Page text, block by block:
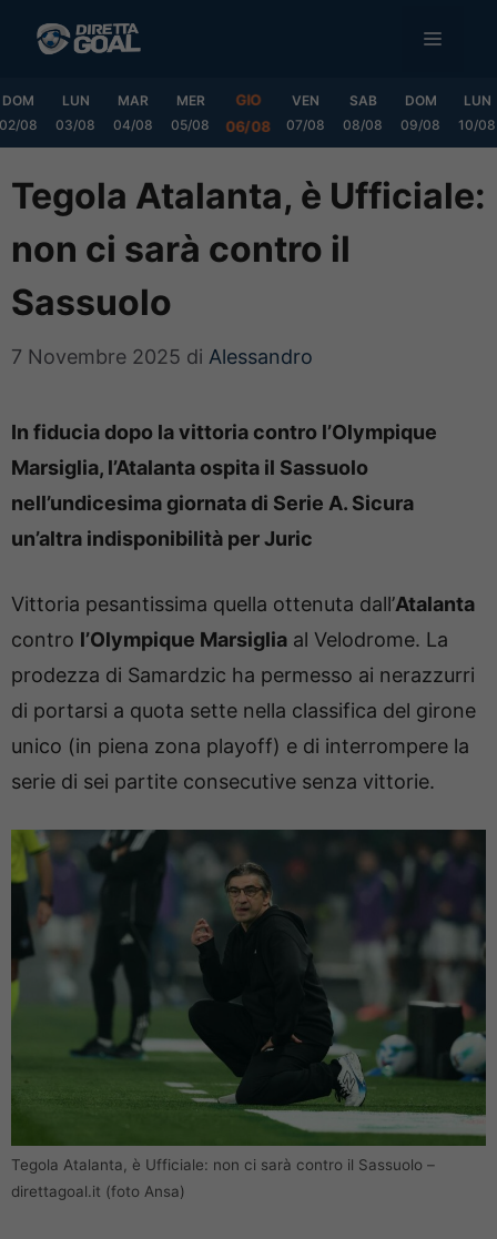
MENU
DOM
02/08
LUN
03/08
MAR
04/08
MER
05/08
GIO
06/08
VEN
07/08
SAB
08/08
DOM
09/08
LUN
10/08
Tegola Atalanta, è Ufficiale:
non ci sarà contro il
Sassuolo
7 Novembre 2025 di Alessandro
In fiducia dopo la vittoria contro l’Olympique
Marsiglia, l’Atalanta ospita il Sassuolo
nell’undicesima giornata di Serie A. Sicura
un’altra indisponibilità per Juric
Vittoria pesantissima quella ottenuta dall’Atalanta
contro l’Olympique Marsiglia al Velodrome. La
prodezza di Samardzic ha permesso ai nerazzurri
di portarsi a quota sette nella classifica del girone
unico (in piena zona playoff) e di interrompere la
serie di sei partite consecutive senza vittorie.
Tegola Atalanta, è Ufficiale: non ci sarà contro il Sassuolo –
direttagoal.it (foto Ansa)